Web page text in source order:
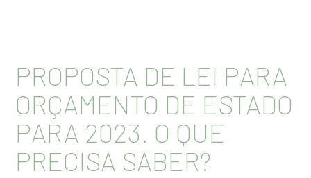
PROPOSTA DE LEI PARA
ORÇAMENTO DE ESTADO
PARA 2023. O QUE
PRECISA SABER?